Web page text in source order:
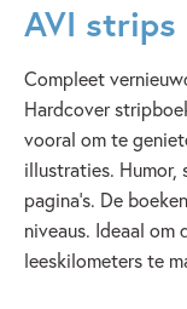
AVI strips
Compleet
Hardcover
vooral om te
illustraties. Humor,
pagina's. De
niveaus. Ideaal om
leeskilometers te